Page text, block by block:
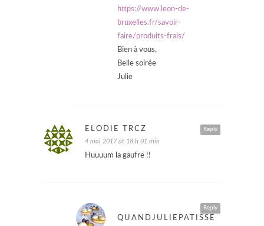
https://www.leon-de-
bruxelles.fr/savoir-
faire/produits-frais/
Bien à vous,
Belle soirée
Julie
Reply
ELODIE TRCZ
4 mai 2017 at 18 h 01 min
Huuuum la gaufre !!
Reply
QUANDJULIEPATISSE